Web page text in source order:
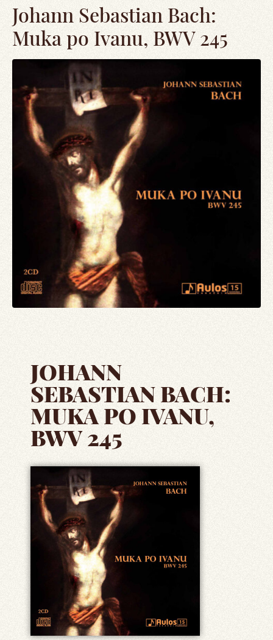
Johann Sebastian Bach:
Muka po Ivanu, BWV 245
JOHANN
SEBASTIAN BACH:
MUKA PO IVANU,
BWV 245